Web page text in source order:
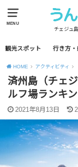
MENU
チェジュ
観光スポット 行き方
HOME アクティビティ
済州島（チェ
ルフ場ランキ
2021年8月13日